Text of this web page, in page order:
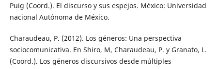
Puig (Coord.). El discurso y sus espejos. México: Universidad
nacional Autónoma de México.
Charaudeau, P. (2012). Los géneros: Una perspectiva
sociocomunicativa. En Shiro, M, Charaudeau, P. y Granato, L.
(Coord.). Los géneros discursivos desde múltiples